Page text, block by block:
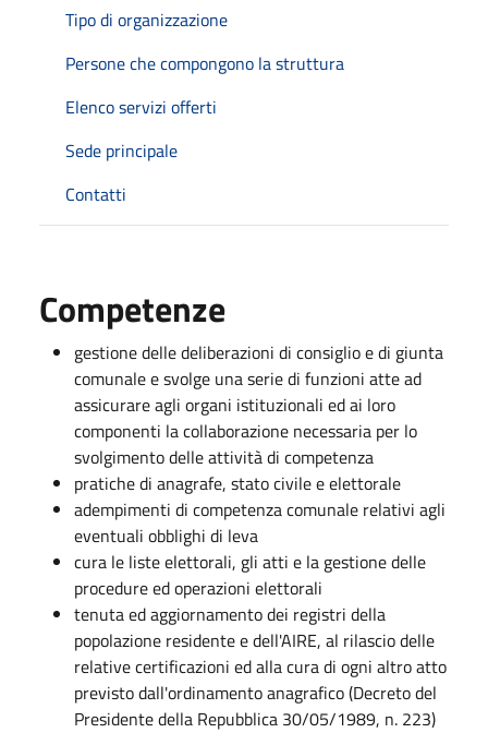
Tipo di organizzazione
Persone che compongono la struttura
Elenco servizi offerti
Sede principale
Contatti
Competenze
gestione delle deliberazioni di consiglio e di giunta
comunale e svolge una serie di funzioni atte ad
assicurare agli organi istituzionali ed ai loro
componenti la collaborazione necessaria per lo
svolgimento delle attività di competenza
pratiche di anagrafe, stato civile e elettorale
adempimenti di competenza comunale relativi agli
eventuali obblighi di leva
cura le liste elettorali, gli atti e la gestione delle
procedure ed operazioni elettorali
tenuta ed aggiornamento dei registri della
popolazione residente e dell'AIRE, al rilascio delle
relative certificazioni ed alla cura di ogni altro atto
previsto dall'ordinamento anagrafico (Decreto del
Presidente della Repubblica 30/05/1989, n. 223)